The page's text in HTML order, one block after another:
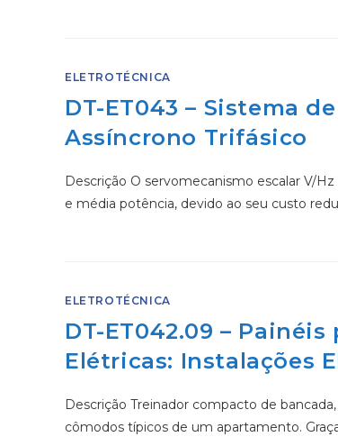
ELETROTÉCNICA
DT-ET043 – Sistema
Assíncrono Trifásico
Descrição O servomecanismo escalar V/
e média potência, devido ao seu custo
ELETROTÉCNICA
DT-ET042.09 –
Elétricas: Instalações
Descrição Treinador compacto de
cômodos típicos de um apartamento.